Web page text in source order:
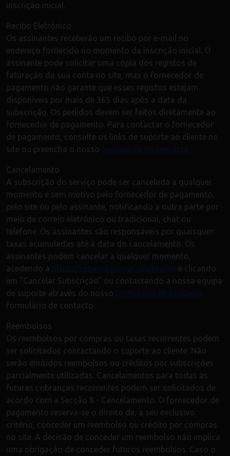
inscrição inicial.
Recibo Eletrónico
Os assinantes receberão um recibo por e-mail no
endereço fornecido no momento da inscrição inicial. O
assinante pode solicitar uma cópia dos registos de
faturação da sua conta no site, mas o fornecedor de
pagamento não garante que esses registos estejam
disponíveis por mais de 365 dias após a data da
subscrição. Os pedidos devem ser feitos diretamente ao
fornecedor de pagamento. Para contactar o fornecedor
de pagamento, consulte os links de suporte ao cliente no
site ou preencha o nosso formulário de contacto .
Cancelamento
A subscrição do serviço pode ser cancelada a qualquer
momento e sem motivo pelo fornecedor de pagamento,
pelo site ou pelo assinante, notificando a outra parte por
meio de correio eletrónico ou tradicional, chat ou
telefone. Os assinantes são responsáveis por quaisquer
taxas acumuladas até à data do cancelamento. Os
assinantes podem cancelar a qualquer momento,
acedendo a https://network.purevr.site/profile e clicando
em "Cancelar Subscrição" ou contactando a nossa equipa
de suporte através do nosso formulário de contacto
formulário de contacto
Reembolsos
Os reembolsos por compras ou taxas recorrentes podem
ser solicitados contactando o suporte ao cliente. Não
serão emitidos reembolsos ou créditos por subscrições
parcialmente utilizadas. Cancelamentos para todas as
futuras cobranças recorrentes podem ser solicitados de
acordo com a Secção 8 - Cancelamento. O fornecedor de
pagamento reserva-se o direito de, a seu exclusivo
critério, conceder um reembolso ou crédito por compras
no site. A decisão de conceder um reembolso não implica
uma obrigação de conceder futuros reembolsos. Caso o